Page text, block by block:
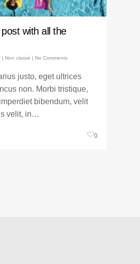
with all the
| Non classé | No Comments
justo, eget ultrices
non. Morbi tristique,
bibendum, velit
velit, in…
0